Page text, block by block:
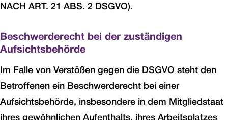
NACH ART. 21 ABS. 2 DSGVO).
Beschwerde­recht bei der zuständigen
Aufsichts­behörde
Im Falle von Verstößen gegen die DSGVO steht den
Betroffenen ein Beschwerderecht bei einer
Aufsichtsbehörde, insbesondere in dem Mitgliedstaat
ihres gewöhnlichen Aufenthalts, ihres Arbeitsplatzes